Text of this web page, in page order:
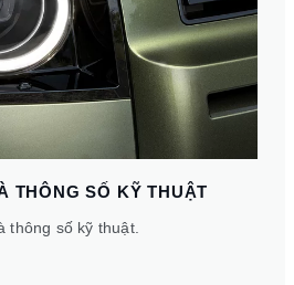
THÔNG SỐ KỸ THUẬT
thông số kỹ thuật.